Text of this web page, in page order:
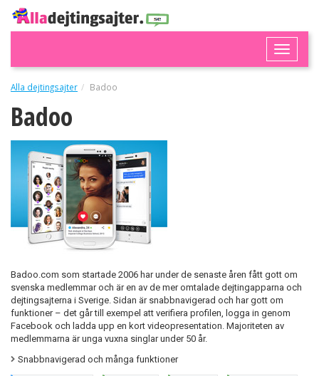
Toggle
Alla dejtingsajter Badoo
Badoo
Badoo.com som startade 2006 har under de senaste åren fått gott om
svenska medlemmar och är en av de mer omtalade dejtingapparna och
dejtingsajterna i Sverige. Sidan är snabbnavigerad och har gott om
funktioner – det går till exempel att verifiera profilen, logga in genom
Facebook och ladda upp en kort videopresentation. Majoriteten av
medlemmarna är unga vuxna singlar under 50 år.
Snabbnavigerad och många funktioner